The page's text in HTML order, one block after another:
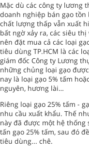
Mặc dù các công ty lương
doanh nghiệp bán gạo tồn
chất lượng thấp vẫn xuất
bất ngờ xảy ra, các siêu
nên đặt mua cả các loại
tiêu dùng TP.HCM là các
giám đốc Công ty Lương
những chủng loại gạo
nay là loại gạo 5% tấm
nguyên, hương lài…
Riêng loại gạo 25% tấm -
nhu cầu xuất khẩu. Thế
này đã được một hệ
tấn gạo 25% tấm, sau đó
tiêu dùng... chê.